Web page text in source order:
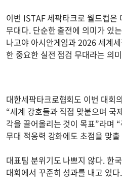
이번 ISTAF 세팍타크로 월드컵은
무대다. 단순한 출전에 의미가 있
나고야 아시안게임과 2026 세계
한 중요한 실전 점검 무대라는 의
대한세팍타크로협회도 이번 대회
“세계 강호들과 직접 맞붙으며 국
각을 끌어올리는 것이 목표”라며
무대 적응력 강화에도 초점을 맞
대표팀 분위기도 나쁘지 않다. 한
대회에서 꾸준히 성과를 내고 있다.